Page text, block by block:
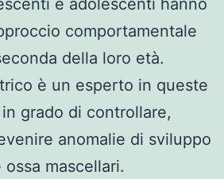
comportamentale
della loro età.
è un esperto in queste
grado di controllare,
anomalie di sviluppo
mascellari.